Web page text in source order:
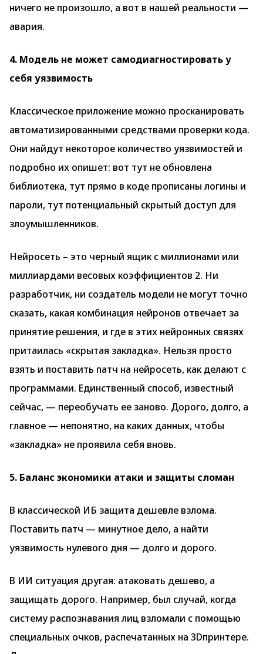
ничего не произошло, а вот в ­нашей реальности —
авария.
4. Модель не может самодиагностировать у
себя уязвимость
Классическое приложение можно просканировать
автоматизированными средствами проверки кода.
Они найдут некоторое количество уязвимостей и
подробно их опишет: вот тут не обновлена
библиотека, тут прямо в коде прописаны логины и
пароли, тут потенциальный скрытый доступ для
злоумышленников.
Нейросеть – это черный ящик с миллионами или
миллиардами весовых коэффициентов 2. Ни
разработчик, ни создатель модели не могут точно
сказать, какая комбинация нейронов отвечает за
принятие решения, и где в этих нейронных связях
притаилась «скрытая закладка». Нельзя просто
взять и поставить патч на нейросеть, как делают с
программами. Единственный способ, известный
сейчас, — переобучать ее заново. Дорого, долго, а
главное — непонятно, на каких данных, чтобы
«закладка» не проявила себя вновь.
5. Баланс экономики атаки и защиты сломан
В классической ИБ защита дешевле взлома.
Поставить патч — минутное дело, а найти
уязвимость нулевого дня — долго и дорого.
В ИИ ситуация другая: атаковать дешево, а
защищать дорого. Например, был случай, когда
систему распознавания лиц взломали с помощью
специальных очков, распечатанных на 3Dпринтере.